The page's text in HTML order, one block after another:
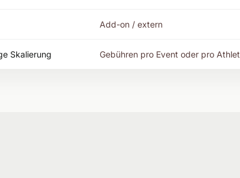
Add-on / extern
Skalierung Gebühren pro Event oder pro Athlet